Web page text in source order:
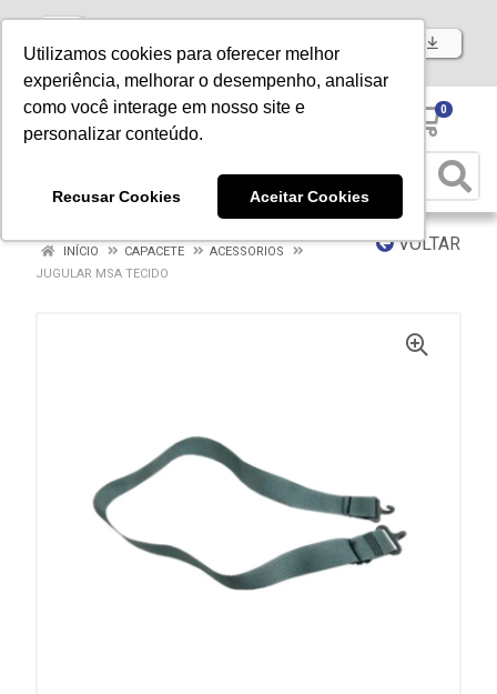
Utilizamos cookies para oferecer melhor
experiência, melhorar o desempenho, analisar
como você interage em nosso site e
personalizar conteúdo.
Recusar Cookies Aceitar Cookies
Baixe já nosso APP
0
VOLTAR
INÍCIO CAPACETE
ACESSORIOS
JUGULAR MSA TECIDO